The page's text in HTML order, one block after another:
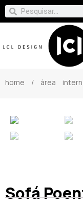
home / área
Sofá